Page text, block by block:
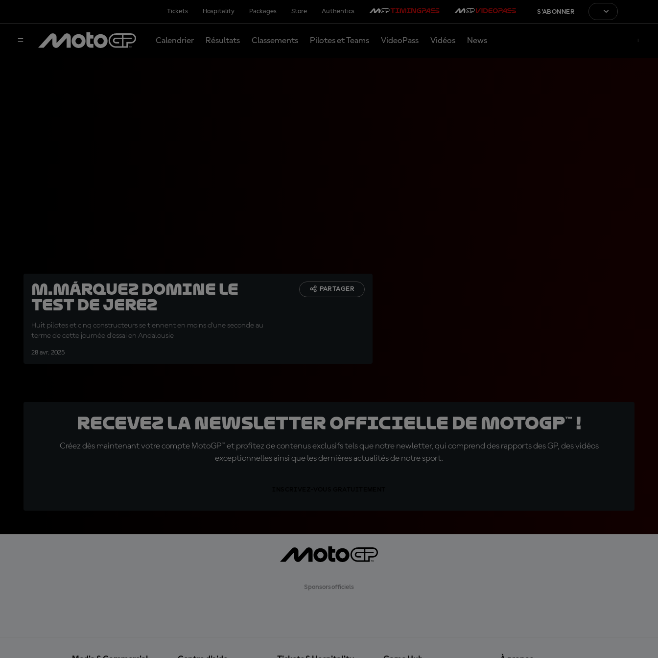
Tickets Hospitality Packages Store Authentics S'ABONNER
Calendrier Résultats Classements Pilotes et Teams VideoPass Vidéos News
M.Márquez domine le
Test de Jerez
Huit pilotes et cinq constructeurs se tiennent en moins d'une seconde au
terme de cette journée d'essai en Andalousie
28 avr. 2025
PARTAGER
Recevez la Newsletter officielle de MotoGP™ !
Créez dès maintenant votre compte MotoGP™ et profitez de contenus exclusifs tels que notre newletter, qui comprend des rapports des GP, des vidéos
exceptionnelles ainsi que les dernières actualités de notre sport.
Sponsors officiels